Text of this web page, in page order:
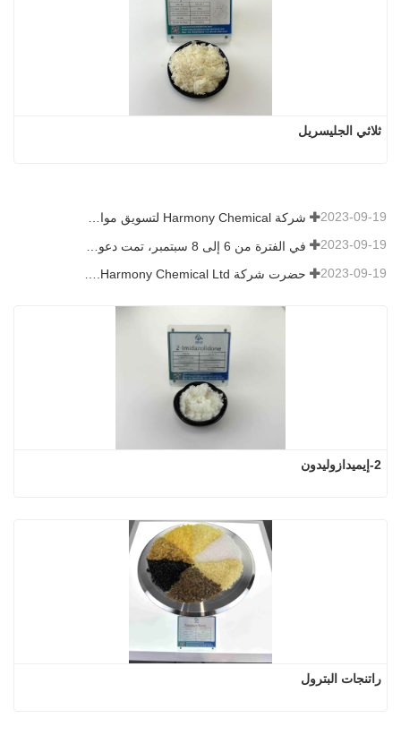
ثلاثي الجليسريل
شركة Harmony Chemical لتسويق مواد النشارة القابلة للتحلل الحيوي، ودعم التنمية الخضراء في الزراعة 2023-09-19
2023-09-19
2023-09-19
2-إيميدازوليدون
راتنجات البترول